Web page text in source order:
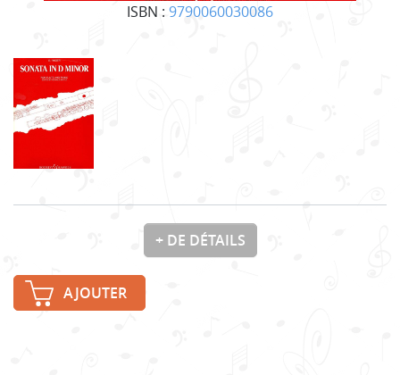
ISBN : 9790060030086
+ DE DÉTAILS
AJOUTER